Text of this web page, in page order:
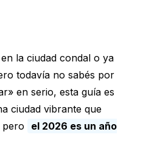
la ciudad condal o ya
todavía no sabés por
en serio, esta guía es
ciudad vibrante que
pero
el 2026 es un año